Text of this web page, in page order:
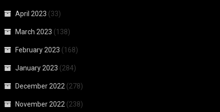
April 2023 (33)
March 2023 (138)
February 2023 (168)
January 2023 (284)
December 2022 (278)
November 2022 (238)